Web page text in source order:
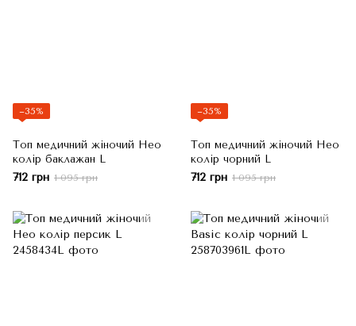
−35%
Топ медичний жіночий Нео
колір баклажан L
712 грн 1 095 грн
−35%
Топ медичний жіночий Нео
колір чорний L
712 грн 1 095 грн